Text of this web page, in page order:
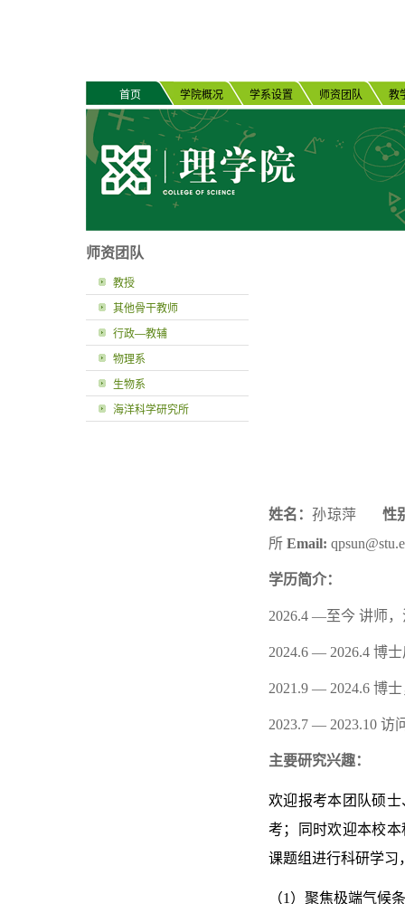
首页 学院概况 学系设置 师资团队 教
师资团队
教授
其他骨干教师
行政—教辅
物理系
生物系
海洋科学研究所
姓名：孙琼萍
性
所 Email: qpsun
学历简介：
2026.4 —至今 讲师
2024.6 — 2026.4 博
2021.9 — 2024.6 博
2023.7 — 2023.10 访
主要研究兴趣：
欢迎报考本团队硕
考；同时欢迎本校
课题组进行科研学习
（1）聚焦极端气候